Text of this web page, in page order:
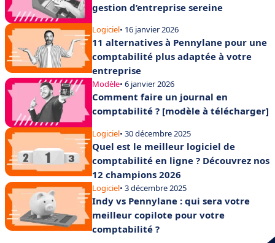
gestion d’entreprise sereine
Logiciel• 16 janvier 2026
11 alternatives à Pennylane pour une
comptabilité plus adaptée à votre
entreprise
Modèle• 6 janvier 2026
Comment faire un journal en
comptabilité ? [modèle à télécharger]
Logiciel• 30 décembre 2025
Quel est le meilleur logiciel de
comptabilité en ligne ? Découvrez nos
12 champions 2026
Logiciel• 3 décembre 2025
Indy vs Pennylane : qui sera votre
meilleur copilote pour votre
comptabilité ?